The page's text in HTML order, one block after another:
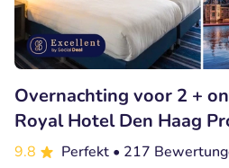
Overnachting voor 2 +
Royal Hotel Den Haag
9.8 Perfekt • 217